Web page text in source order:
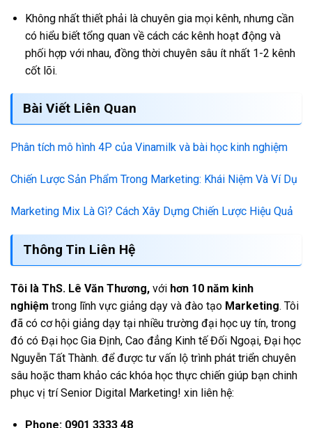
Không nhất thiết phải là chuyên gia mọi kênh, nhưng cần
có hiểu biết tổng quan về cách các kênh hoạt động và
phối hợp với nhau, đồng thời chuyên sâu ít nhất 1-2 kênh
cốt lõi.
Bài Viết Liên Quan
Phân tích mô hình 4P của Vinamilk và bài học kinh nghiệm
Chiến Lược Sản Phẩm Trong Marketing: Khái Niệm Và Ví Dụ
Marketing Mix Là Gì? Cách Xây Dựng Chiến Lược Hiệu Quả
Thông Tin Liên Hệ
Tôi là ThS. Lê Văn Thương, với hơn 10 năm kinh
nghiệm trong lĩnh vực giảng dạy và đào tạo Marketing. Tôi
đã có cơ hội giảng dạy tại nhiều trường đại học uy tín, trong
đó có Đại học Gia Định, Cao đẳng Kinh tế Đối Ngoại, Đại học
Nguyễn Tất Thành. để được tư vấn lộ trình phát triển chuyên
sâu hoặc tham khảo các khóa học thực chiến giúp bạn chinh
phục vị trí Senior Digital Marketing! xin liên hệ:
Phone: 0901 3333 48